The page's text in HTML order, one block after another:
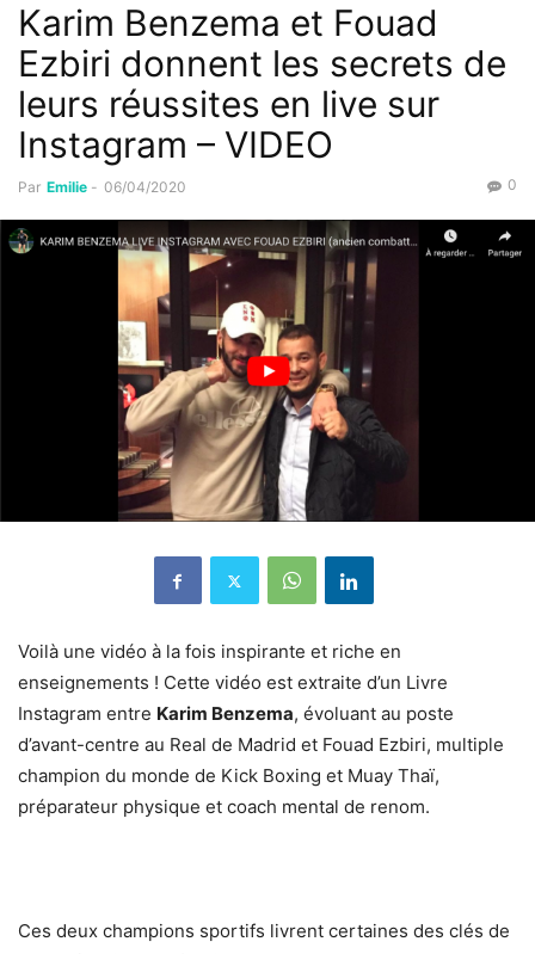
Karim Benzema et Fouad
Ezbiri donnent les secrets de
leurs réussites en live sur
Instagram – VIDEO
Par Emilie - 06/04/2020 0
Voilà une vidéo à la fois inspirante et riche en
enseignements ! Cette vidéo est extraite d’un Livre
Instagram entre Karim Benzema, évoluant au poste
d’avant-centre au Real de Madrid et Fouad Ezbiri, multiple
champion du monde de Kick Boxing et Muay Thaï,
préparateur physique et coach mental de renom.
Ces deux champions sportifs livrent certaines des clés de